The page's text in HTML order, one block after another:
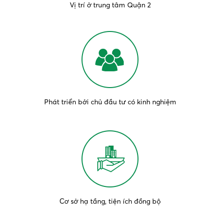
Vị trí ở trung tâm Quận 2
Phát triển bởi chủ đầu tư có kinh nghiệm
Cơ sở hạ tầng, tiện ích đồng bộ